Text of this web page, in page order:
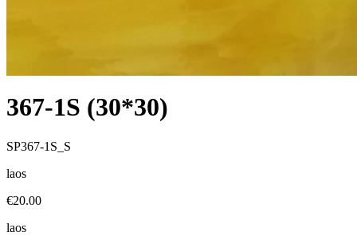
367-1S (30*30)
SP367-1S_S
laos
€20.00
laos